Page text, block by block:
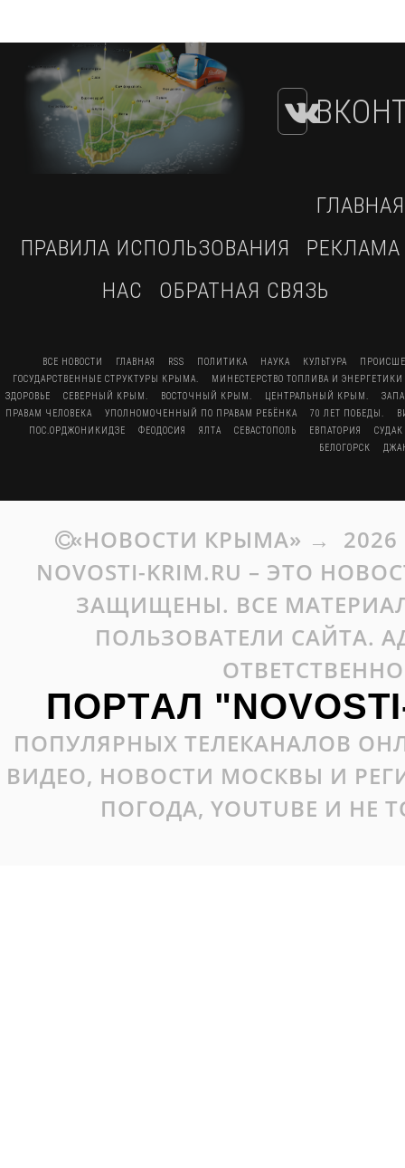
ГЛАВНАЯ
ПРАВИЛА ИСПОЛЬЗОВАНИЯ
РЕКЛАМА
НАС
ОБРАТНАЯ СВЯЗЬ
ВСЕ НОВОСТИ ГЛАВНАЯ RSS ПОЛИТИКА НАУКА КУЛЬТУРА
ГОСУДАРСТВЕННЫЕ СТРУКТУРЫ КРЫМА.
МИНЕСТЕРСТВО ТОПЛИВА И
ЗДОРОВЬЕ
СЕВЕРНЫЙ КРЫМ. ВОСТОЧНЫЙ КРЫМ. ЦЕНТРАЛЬНЫЙ КРЫМ.
ПРАВАМ ЧЕЛОВЕКА
УПОЛНОМОЧЕННЫЙ ПО ПРАВАМ РЕБЁНКА 70 ЛЕТ ПОБЕДЫ.
ПОС.ОРДЖОНИКИДЗЕ
ФЕОДОСИЯ ЯЛТА СЕВАСТОПОЛЬ ЕВПАТОРИЯ
СУДАК
БЕЛОГОРСК
«НОВОСТИ КРЫМА» → 2026
NOVOSTI-KRIM.RU – ЭТО
ЗАЩИЩЕНЫ. ВСЕ
ПОЛЬЗОВАТЕЛИ САЙТА.
ПОРТАЛ
ПОПУЛЯРНЫХ ТЕЛЕКАНАЛОВ
ВИДЕО, НОВОСТИ МОСКВЫ И
ПОГОДА, YOUTUBE И